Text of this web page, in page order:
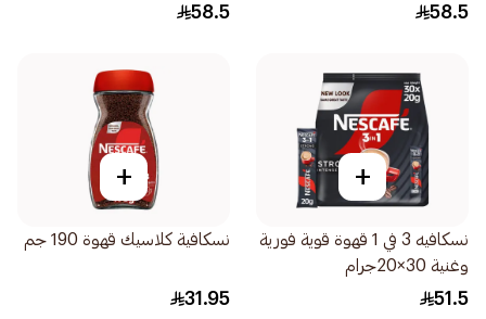
58.5
58.5
+
نسكافيه 3 في 1 قهوة قوية فورية
وغنية 30×20جرام
51.5
+
نسكافية كلاسيك قهوة 190 جم
31.95